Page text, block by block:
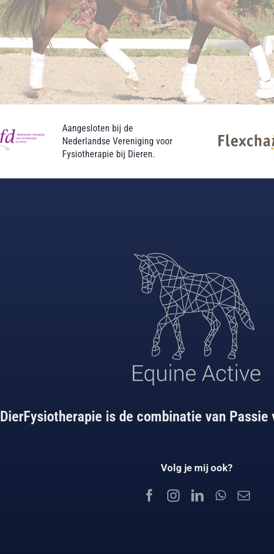
Aangesloten bij de
Nederlandse Vereniging voor
Fysiotherapie bij Dieren.
DierFysiotherapie is de combinatie van Passie
Volg je mij ook?